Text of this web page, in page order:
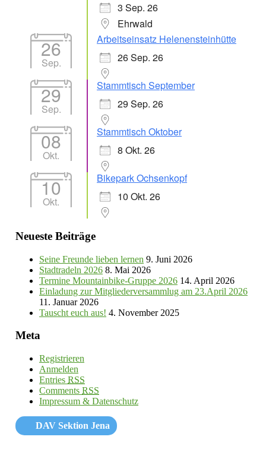
3 Sep. 26
Ehrwald
26
Sep.
Arbeitseinsatz Helenensteinhütte
26 Sep. 26
29
Sep.
Stammtisch September
29 Sep. 26
08
Okt.
Stammtisch Oktober
8 Okt. 26
10
Okt.
Bikepark Ochsenkopf
10 Okt. 26
Neueste Beiträge
Seine Freunde lieben lernen 9. Juni 2026
Stadtradeln 2026 8. Mai 2026
Termine Mountainbike-Gruppe 2026 14. April 2026
Einladung zur Mitgliederversammlug am 23.April 2026
11. Januar 2026
Tauscht euch aus! 4. November 2025
Meta
Registrieren
Anmelden
Entries RSS
Comments RSS
Impressum & Datenschutz
DAV Sektion Jena